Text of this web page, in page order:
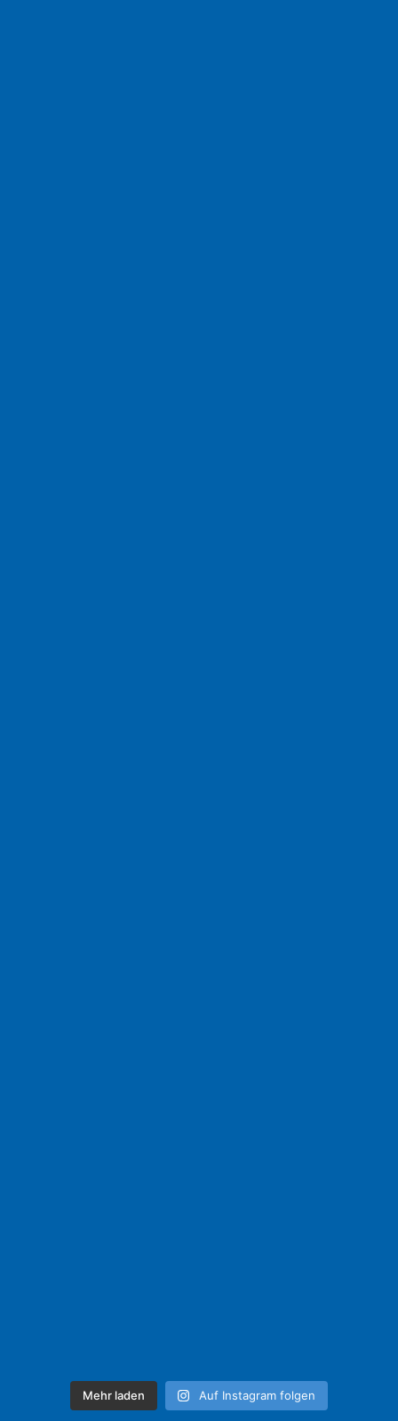
Mehr laden Auf Instagram folgen